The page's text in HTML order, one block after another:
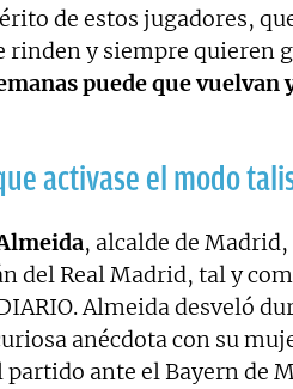
de estos jugadores,
rinden y siempre quieren
puede que vuelvan
activase el modo
, alcalde de
del Real Madrid, tal y
Almeida desveló
anécdota con su
ante el Bayern de